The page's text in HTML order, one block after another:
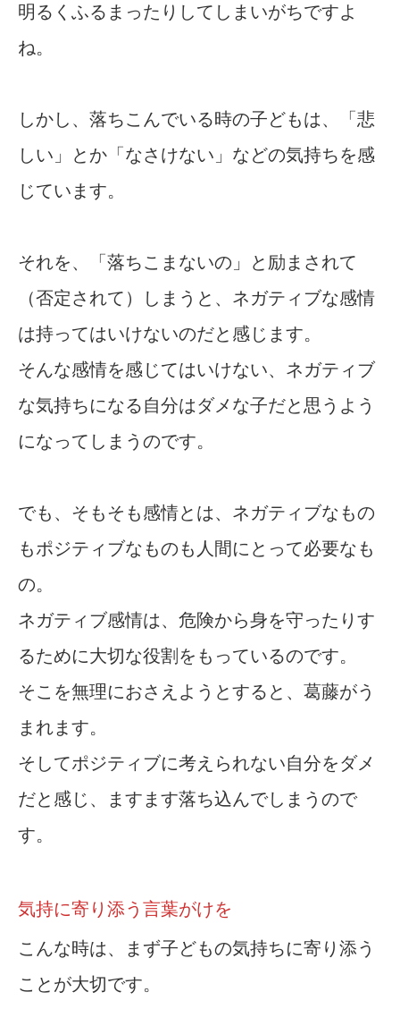
明るくふるまったりしてしまいがちですよ
ね。
しかし、落ちこんでいる時の子どもは、「悲
しい」とか「なさけない」などの気持ちを感
じています。
それを、「落ちこまないの」と励まされて
（否定されて）しまうと、ネガティブな感情
は持ってはいけないのだと感じます。
そんな感情を感じてはいけない、ネガティブ
な気持ちになる自分はダメな子だと思うよう
になってしまうのです。
でも、そもそも感情とは、ネガティブなもの
もポジティブなものも人間にとって必要なも
の。
ネガティブ感情は、危険から身を守ったりす
るために大切な役割をもっているのです。
そこを無理におさえようとすると、葛藤がう
まれます。
そしてポジティブに考えられない自分をダメ
だと感じ、ますます落ち込んでしまうので
す。
気持に寄り添う言葉がけを
こんな時は、まず子どもの気持ちに寄り添う
ことが大切です。